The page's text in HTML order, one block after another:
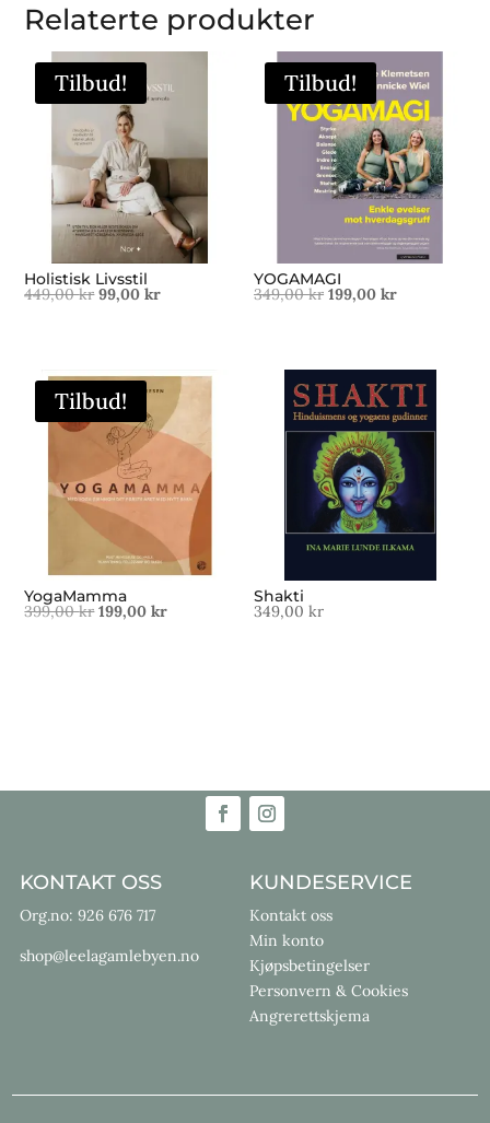
Relaterte produkter
Tilbud!
Holistisk Livsstil
449,00krOpprinnelig
449,00 kr.
99,00krNåværende
99,00 kr.
Tilbud!
YOGAMAGI
349,00kr Opprinnelig
199,00krNåværende
Tilbud!
YogaMamma
399,00krOpprinnelig
199,00krNåværende
Shakti
349,00kr
KONTAKT OSS
Org.no: 926 676 717
shop@leelagamlebyen.no
KUNDESERVICE
Kontakt oss
Min konto
Kjøpsbetingelser
Personvern & Cookies
Angrerettskjema